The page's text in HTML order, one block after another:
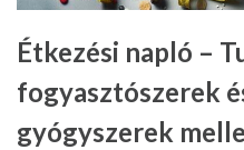
Étkezési napló –
fogyasztószerek
gyógyszerek